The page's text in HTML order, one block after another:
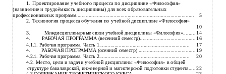
1. Проектирование учебного процесса по дисциплине «Философия»
(назначение и трудоёмкость дисциплины) для всех образовательных
профессиональных программ..................................................................................... 5
2. Технология процесса обучения по учебной дисциплине «Философия»
10
3. Междисциплинарные связи учебной дисциплины «Философия»......... 14
4. РАБОЧАЯ ПРОГРАММА (весенний семестр)........................................ 16
4.1.1. Рабочая программа. Часть 1.................................................................
17
4.
РАБОЧАЯ ПРОГРАММА (осенний семестр) ......................................... 19
4.2.1. Рабочая программа. Часть 2................................................................. 20
4.2. Место, цели и задачи учебной дисциплины «Философия» в общей
структуре бакалаврской, инженерной и магистерской подготовки студента.....22